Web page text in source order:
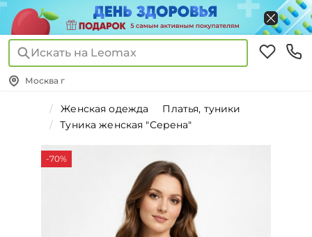
Искать на Leomax
Москва г
Женская одежда
Платья, туники
Туника женская "Серена"
-70%